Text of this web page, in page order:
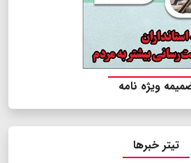
ویژه نامه
تیتر خبرها